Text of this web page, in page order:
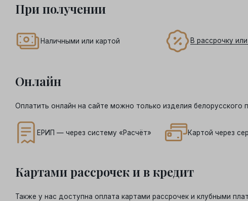
При получении
Наличными или картой В рассрочку
Онлайн
Оплатить онлайн на сайте можно только изделия
ЕРИП — через систему «Расчёт» Картой через
Картами рассрочек и в кредит
Также у нас доступна оплата картами рассрочек и клубными